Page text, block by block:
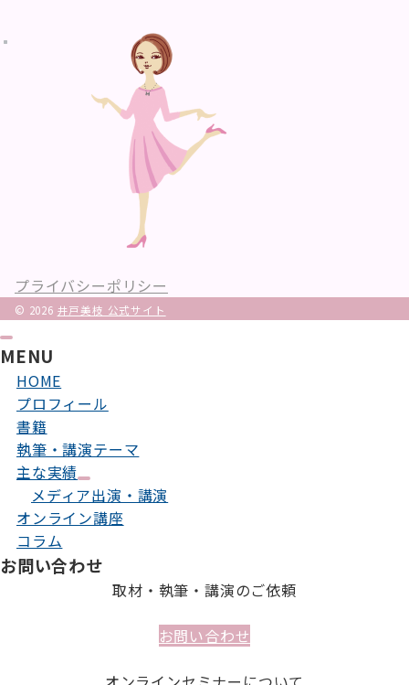
プライバシーポリシー
© 2026 井戸美枝 公式サイト
MENU
HOME
プロフィール
書籍
執筆・講演テーマ
主な実績
メディア出演・講演
オンライン講座
コラム
お問い合わせ
取材・執筆・講演のご依頼
お問い合わせ